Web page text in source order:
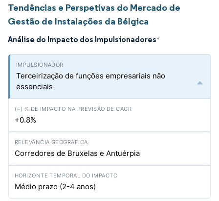
Tendências e Perspetivas do Mercado de
Gestão de Instalações da Bélgica
Análise do Impacto dos Impulsionadores*
Terceirização de funções empresariais não
essenciais
+0.8%
Corredores de Bruxelas e Antuérpia
Médio prazo (2-4 anos)